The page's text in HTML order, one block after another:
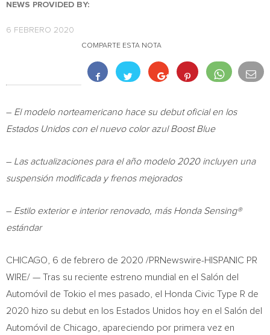
NEWS PROVIDED BY:
6 FEBRERO 2020
COMPARTE ESTA NOTA
– El modelo norteamericano hace su debut oficial en los
Estados Unidos con el nuevo color azul Boost Blue
– Las actualizaciones para el año modelo 2020 incluyen una
suspensión modificada y frenos mejorados
– Estilo exterior e interior renovado, más Honda Sensing®
estándar
CHICAGO , 6 de febrero de 2020 /PRNewswire-HISPANIC PR
WIRE/ — Tras su reciente estreno mundial en el Salón del
Automóvil de Tokio el mes pasado, el Honda Civic Type R de
2020 hizo su debut en los Estados Unidos hoy en el Salón del
Automóvil de Chicago , apareciendo por primera vez en